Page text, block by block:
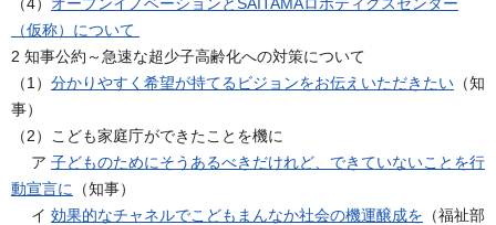
（仮称）について
2 知事公約～急速な超少子高齢化への対策について
（1） 分かりやすく希望が持てるビジョンをお伝えいただきたい （知
事）
（2）こども家庭庁ができたことを機に
ア 子どものためにそうあるべきだけれど、できていないことを行
動宣言に
（知事）
イ 効果的なチャネルでこどもまんなか社会の機運醸成を （福祉部